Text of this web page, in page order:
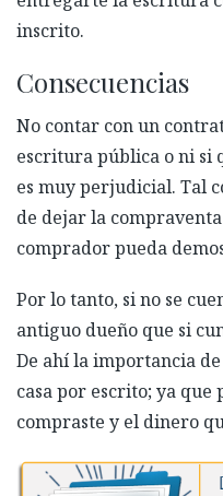
inscrito.
Consecuencias
No contar con un
escritura pública o ni si
es muy perjudicial. Tal
de dejar la
comprador pueda
Por lo tanto, si no se
antiguo dueño que si
De ahí la importancia
casa por escrito; ya que
compraste y el dinero